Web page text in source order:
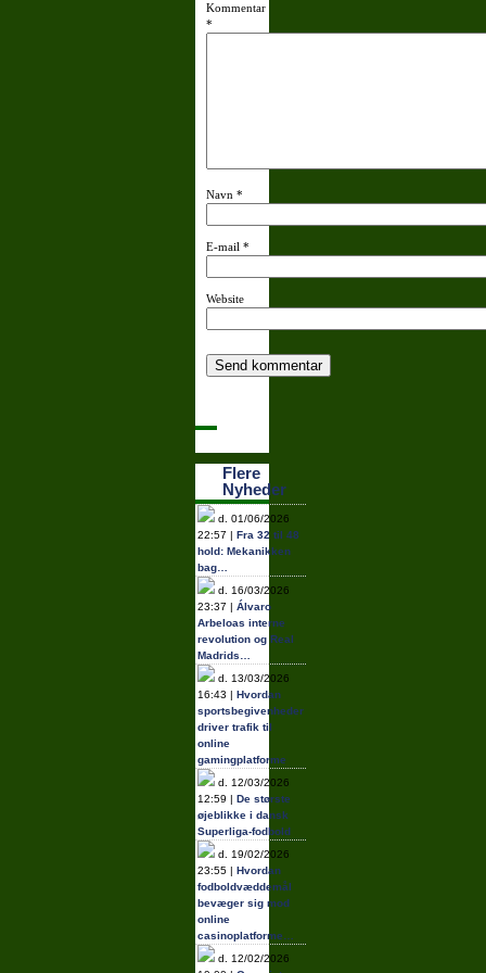
Kommentar
*
Navn *
E-mail *
Website
Flere
Nyheder
d. 01/06/2026
22:57 | Fra 32 til 48
hold: Mekanikken
bag…
d. 16/03/2026
23:37 | Álvaro
Arbeloas interne
revolution og Real
Madrids…
d. 13/03/2026
16:43 | Hvordan
sportsbegivenheder
driver trafik til
online
gamingplatforme
d. 12/03/2026
12:59 | De største
øjeblikke i dansk
Superliga-fodbold
d. 19/02/2026
23:55 | Hvordan
fodboldvæddemål
bevæger sig mod
online
casinoplatforme…
d. 12/02/2026